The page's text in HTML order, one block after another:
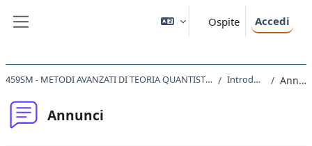
Ospite Accedi
459SM - METODI AVANZATI DI TEORIA QUANTISTICA DEI CAMPI 2020 Introduzione Annunci
Annunci